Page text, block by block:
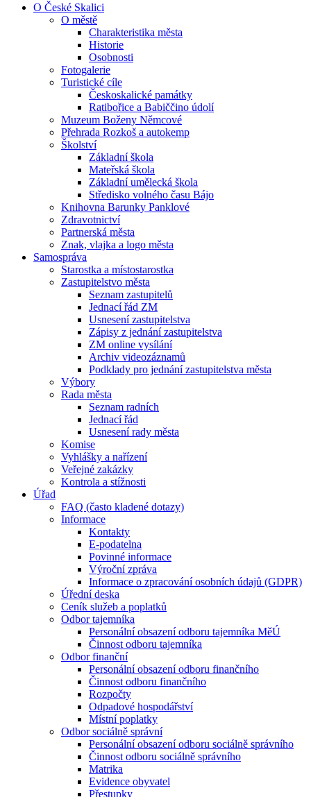
O České Skalici
O městě
Charakteristika města
Historie
Osobnosti
Fotogalerie
Turistické cíle
Českoskalické památky
Ratibořice a Babiččino údolí
Muzeum Boženy Němcové
Přehrada Rozkoš a autokemp
Školství
Základní škola
Mateřská škola
Základní umělecká škola
Středisko volného času Bájo
Knihovna Barunky Panklové
Zdravotnictví
Partnerská města
Znak, vlajka a logo města
Samospráva
Starostka a místostarostka
Zastupitelstvo města
Seznam zastupitelů
Jednací řád ZM
Usnesení zastupitelstva
Zápisy z jednání zastupitelstva
ZM online vysílání
Archiv videozáznamů
Podklady pro jednání zastupitelstva města
Výbory
Rada města
Seznam radních
Jednací řád
Usnesení rady města
Komise
Vyhlášky a nařízení
Veřejné zakázky
Kontrola a stížnosti
Úřad
FAQ (často kladené dotazy)
Informace
Kontakty
E-podatelna
Povinné informace
Výroční zpráva
Informace o zpracování osobních údajů (GDPR)
Úřední deska
Ceník služeb a poplatků
Odbor tajemníka
Personální obsazení odboru tajemníka MěÚ
Činnost odboru tajemníka
Odbor finanční
Personální obsazení odboru finančního
Činnost odboru finančního
Rozpočty
Odpadové hospodářství
Místní poplatky
Odbor sociálně správní
Personální obsazení odboru sociálně správního
Činnost odboru sociálně správního
Matrika
Evidence obyvatel
Přestupky